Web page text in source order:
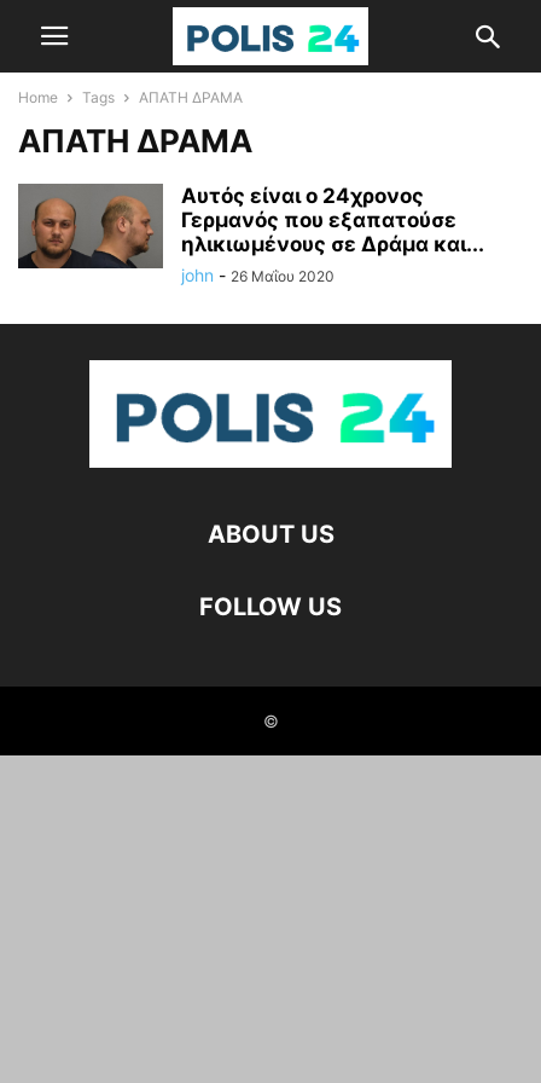
Home Tags ΑΠΑΤΗ ΔΡΑΜΑ
ΑΠΑΤΗ ΔΡΑΜΑ
Αυτός είναι ο 24χρονος
Γερμανός που εξαπατούσε
ηλικιωμένους σε Δράμα και...
john - 26 Μαΐου 2020
ABOUT US
FOLLOW US
©